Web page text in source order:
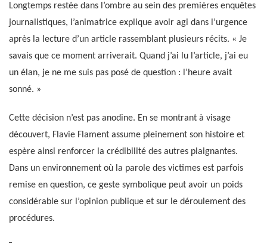
Longtemps restée dans l’ombre au sein des premières enquêtes
journalistiques, l’animatrice explique avoir agi dans l’urgence
après la lecture d’un article rassemblant plusieurs récits. « Je
savais que ce moment arriverait. Quand j’ai lu l’article, j’ai eu
un élan, je ne me suis pas posé de question : l’heure avait
sonné. »
Cette décision n’est pas anodine. En se montrant à visage
découvert, Flavie Flament assume pleinement son histoire et
espère ainsi renforcer la crédibilité des autres plaignantes.
Dans un environnement où la parole des victimes est parfois
remise en question, ce geste symbolique peut avoir un poids
considérable sur l’opinion publique et sur le déroulement des
procédures.